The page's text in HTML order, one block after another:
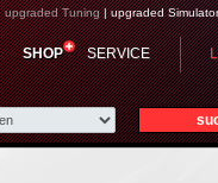
SERVICE
SHOP
upgraded Tuning|upgraded